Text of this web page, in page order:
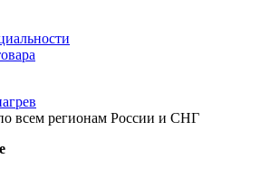
всем регионам России и СНГ